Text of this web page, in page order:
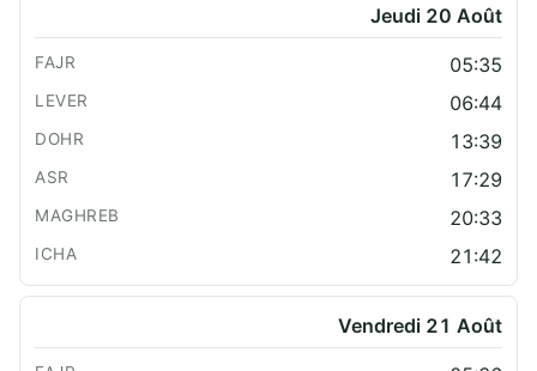
Jeudi 20 Août
05:35
06:44
13:39
17:29
20:33
21:42
Vendredi 21 Août